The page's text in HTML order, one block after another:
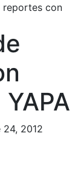
reportes con
2012